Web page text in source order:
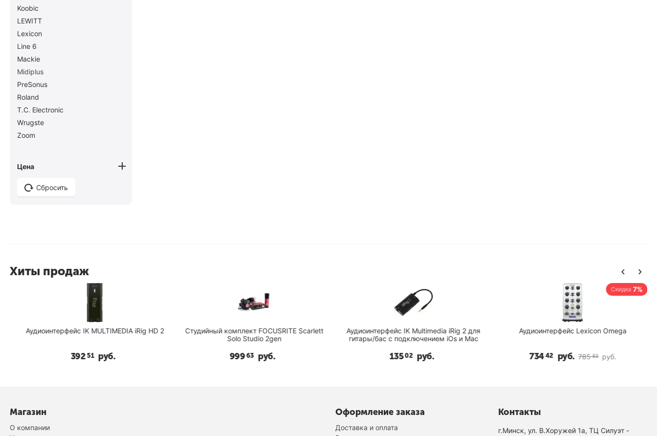
Koobic
LEWITT
Lexicon
Line 6
Mackie
Midiplus
PreSonus
Roland
T.C. Electronic
Wrugste
Zoom
Цена
Сбросить
Хиты продаж
Аудиоинтерфейс IK MULTIMEDIA iRig HD 2
39251 руб.
Студийный комплект FOCUSRITE Scarlett
Solo Studio 2gen
99963 руб.
Аудиоинтерфейс IK Multimedia iRig 2 для
гитары/бас с подключением iOs и Mac
13502 руб.
Скидка 7%
Аудиоинтерфейс Lexicon Omega
785 83 руб.
73442 руб.
Магазин
О компании
Оформление заказа
Доставка и оплата
Контакты
г.Минск, ул. В.Хоружей 1а, ТЦ Силуэт -